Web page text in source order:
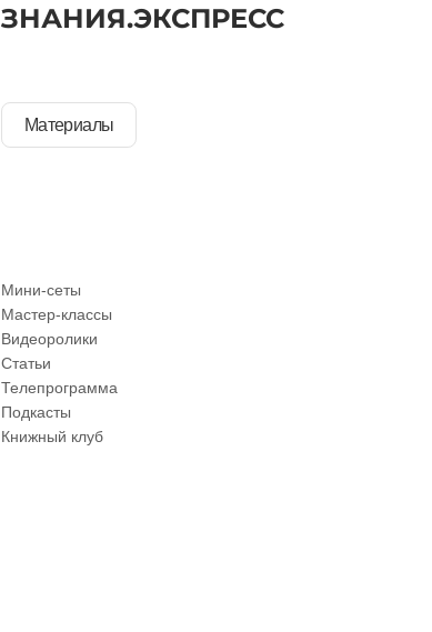
ЗНАНИЯ.ЭКСПРЕСС
Материалы
Мини-сеты
Мастер-классы
Видеоролики
Статьи
Телепрограмма
Подкасты
Книжный клуб